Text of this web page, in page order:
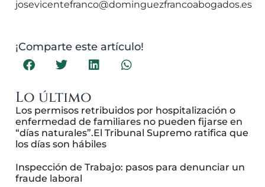
josevicentefranco@dominguezfrancoabogados.es
¡Comparte este artículo!
Lo último
Los permisos retribuidos por hospitalización o
enfermedad de familiares no pueden fijarse en
“días naturales”.El Tribunal Supremo ratifica que
los días son hábiles
Inspección de Trabajo: pasos para denunciar un
fraude laboral